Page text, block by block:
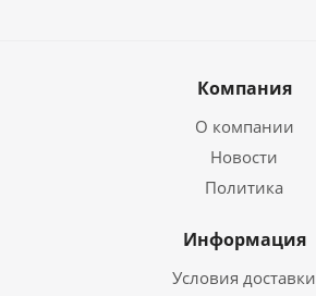
Компания
О компании
Новости
Политика
Информация
Условия доставки